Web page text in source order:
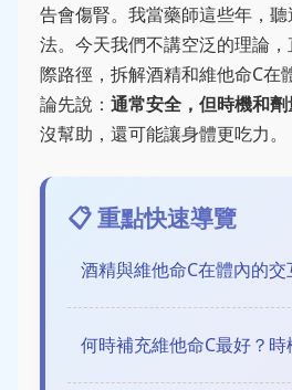
告會傷腎。我當藥師這些年，
法。今天我們不講空泛的理論
際路徑，拆解酒精和維他命C在
論先說： 通常安全，但時機和
沒幫助，還可能讓身體更吃力。
📋 重點快速導覽
酒精與維他命C在體內的交
何時補充維他命C最好？